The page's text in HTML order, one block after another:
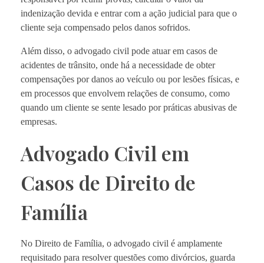
indenização devida e entrar com a ação judicial para que o
cliente seja compensado pelos danos sofridos.
Além disso, o advogado civil pode atuar em casos de
acidentes de trânsito, onde há a necessidade de obter
compensações por danos ao veículo ou por lesões físicas, e
em processos que envolvem relações de consumo, como
quando um cliente se sente lesado por práticas abusivas de
empresas.
Advogado Civil em
Casos de Direito de
Família
No Direito de Família, o advogado civil é amplamente
requisitado para resolver questões como divórcios, guarda